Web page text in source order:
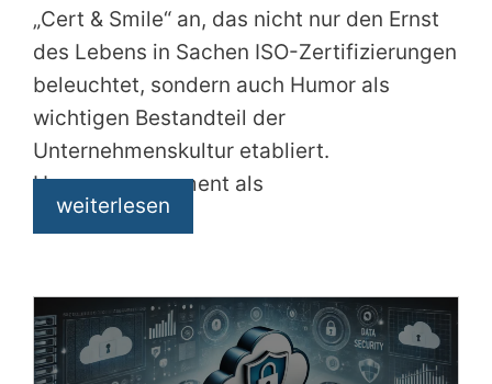
„Cert & Smile“ an, das nicht nur den Ernst
des Lebens in Sachen ISO-Zertifizierungen
beleuchtet, sondern auch Humor als
wichtigen Bestandteil der
Unternehmenskultur etabliert.
Humormanagement als
weiterlesen